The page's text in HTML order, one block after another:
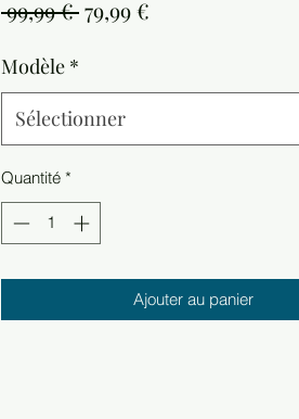
99,99 € Prix
79,99 €
Modèle *
Sélectionner
Quantité *
Ajouter au panier